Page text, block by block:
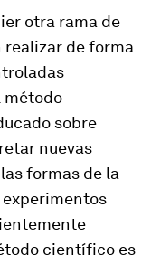
otra rama de
realizar de forma
método
sobre
nuevas
formas de la
científico es